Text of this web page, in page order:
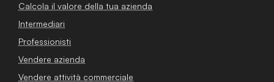
Calcola il valore della tua azienda
Intermediari
Professionisti
Vendere azienda
Vendere attività commerciale